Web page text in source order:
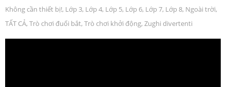
Không cần thiết bị!, Lớp 3, Lớp 4, Lớp 5, Lớp 6, Lớp 7, Lớp 8, Ngoài trời,
TẤT CẢ, Trò chơi đuổi bắt, Trò chơi khởi động, Zughi divertenti